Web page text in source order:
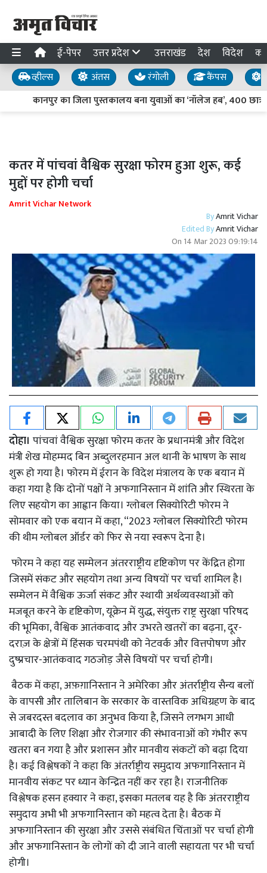
ई-पेपर उत्तर प्रदेश उत्तराखंड देश विदेश
व्हील्स अंतस रंगोली कैंपस
कानपुर का जिला पुस्तकालय बना युवाओं का ‘नॉलेज हब’, 400 छात्र
कतर में पांचवां वैश्विक सुरक्षा फोरम हुआ शुरू, कई
मुद्दों पर होगी चर्चा
Amrit Vichar Network
ByAmrit Vichar
Edited ByAmrit Vichar
On 14 Mar 2023 09:19:14
दोहा। पांचवां वैश्विक सुरक्षा फोरम कतर के प्रधानमंत्री और विदेश
मंत्री शेख मोहम्मद बिन अब्दुलरहमान अल थानी के भाषण के साथ
शुरू हो गया है। फोरम में ईरान के विदेश मंत्रालय के एक बयान में
कहा गया है कि दोनों पक्षों ने अफगानिस्तान में शांति और स्थिरता के
लिए सहयोग का आह्वान किया। ग्लोबल सिक्योरिटी फोरम ने
सोमवार को एक बयान में कहा, “2023 ग्लोबल सिक्योरिटी फोरम
की थीम ग्लोबल ऑर्डर को फिर से नया स्वरूप देना है।
फोरम ने कहा यह सम्मेलन अंतरराष्ट्रीय दृष्टिकोण पर केंद्रित होगा
जिसमें संकट और सहयोग तथा अन्य विषयों पर चर्चा शामिल है।
सम्मेलन में वैश्विक ऊर्जा संकट और स्थायी अर्थव्यवस्थाओं को
मजबूत करने के दृष्टिकोण, यूक्रेन में युद्ध, संयुक्त राष्ट्र सुरक्षा परिषद
की भूमिका, वैश्विक आतंकवाद और उभरते खतरों का बढ़ना, दूर-
दराज़ के क्षेत्रों में हिंसक चरमपंथी को नेटवर्क और वित्तपोषण और
दुष्प्रचार-आतंकवाद गठजोड़ जैसे विषयों पर चर्चा होगी।
बैठक में कहा, अफ़ग़ानिस्तान ने अमेरिका और अंतर्राष्ट्रीय सैन्य बलों
के वापसी और तालिबान के सरकार के वास्तविक अधिग्रहण के बाद
से जबरदस्त बदलाव का अनुभव किया है, जिसने लगभग आधी
आबादी के लिए शिक्षा और रोजगार की संभावनाओं को गंभीर रूप
खतरा बन गया है और प्रशासन और मानवीय संकटों को बढ़ा दिया
है। कई विश्लेषकों ने कहा कि अंतर्राष्ट्रीय समुदाय अफगानिस्तान में
मानवीय संकट पर ध्यान केन्द्रित नहीं कर रहा है। राजनीतिक
विश्लेषक हसन हक्यार ने कहा, इसका मतलब यह है कि अंतरराष्ट्रीय
समुदाय अभी भी अफगानिस्तान को महत्व देता है। बैठक में
अफगानिस्तान की सुरक्षा और उससे संबंधित चिंताओं पर चर्चा होगी
और अफगानिस्तान के लोगों को दी जाने वाली सहायता पर भी चर्चा
होगी।